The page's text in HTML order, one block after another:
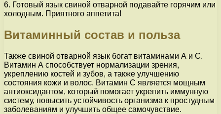
6. Готовый язык свиной отварной подавайте горячим или
холодным. Приятного аппетита!
Витаминный состав и польза
Также свиной отварной язык богат витаминами А и С.
Витамин А способствует нормализации зрения,
укреплению костей и зубов, а также улучшению
состояния кожи и волос. Витамин С является мощным
антиоксидантом, который помогает укрепить иммунную
систему, повысить устойчивость организма к простудным
заболеваниям и улучшить общее самочувствие.